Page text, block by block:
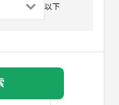
以下